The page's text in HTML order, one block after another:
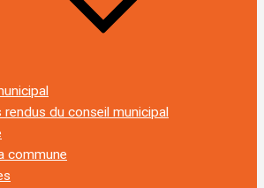
du conseil municipal
commune